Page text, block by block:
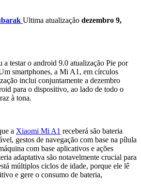
Ultima atualização dezembro 9,
a testar o android 9.0 atualização Pie por
smartphones, a Mi A1, em círculos
inclui conjuntamente a dezembro
para o dispositivo, ao lado de todo o
à tona.
a Xiaomi Mi A1 receberá são bateria
gestos de navegação com base na pílula
com base aplicativos e ações
adaptativa são notavelmente crucial para
múltiplos ciclos de idade, porque ele lê
e gere o consumo de bateria,